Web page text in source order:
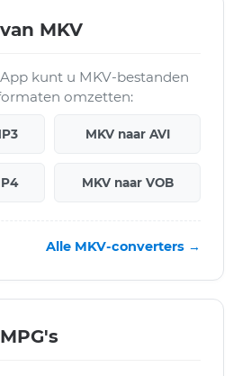
MKV
kunt u MKV-bestanden
omzetten:
MKV naar AVI
MKV naar VOB
Alle MKV-converters →